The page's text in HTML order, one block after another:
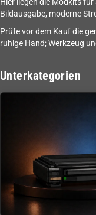
Hier liegen die Modkits
Bildausgabe, moderne
Prüfe vor dem Kauf die
ruhige Hand; Werkzeug
Unterkategorien